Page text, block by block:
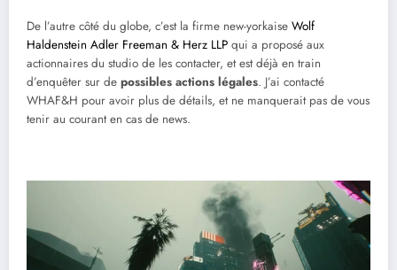
De l’autre côté du globe, c’est la firme new-yorkaise Wolf
Haldenstein Adler Freeman & Herz LLP qui a proposé aux
actionnaires du studio de les contacter, et est déjà en train
d’enquêter sur de possibles actions légales. J’ai contacté
WHAF&H pour avoir plus de détails, et ne manquerait pas de vous
tenir au courant en cas de news.